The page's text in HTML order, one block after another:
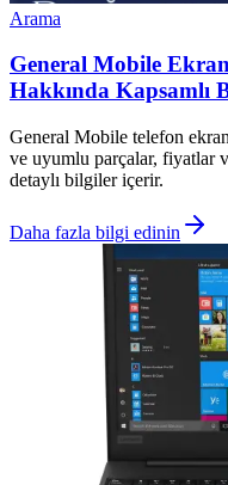
Arama
General Mobile
Hakkında Kapsamlı
General Mobile telefon
ve uyumlu parçalar, fiyatlar
detaylı bilgiler içerir.
Daha fazla bilgi edinin